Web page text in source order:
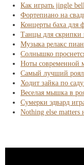
Как играть jingle
Фортепиано на
Концерты баха для
Танцы для скрипки
Музыка релакс
Солнышко
Ноты современной
Самый лучший
Ходит зайка по
Веселая мышка в
Сумерки эдвард
Nothing else matters